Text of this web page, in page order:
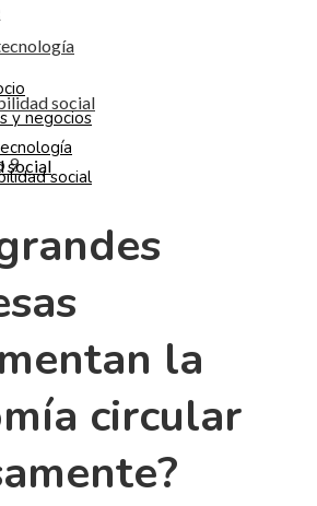
social
9
y negocios
social
social
la
circular